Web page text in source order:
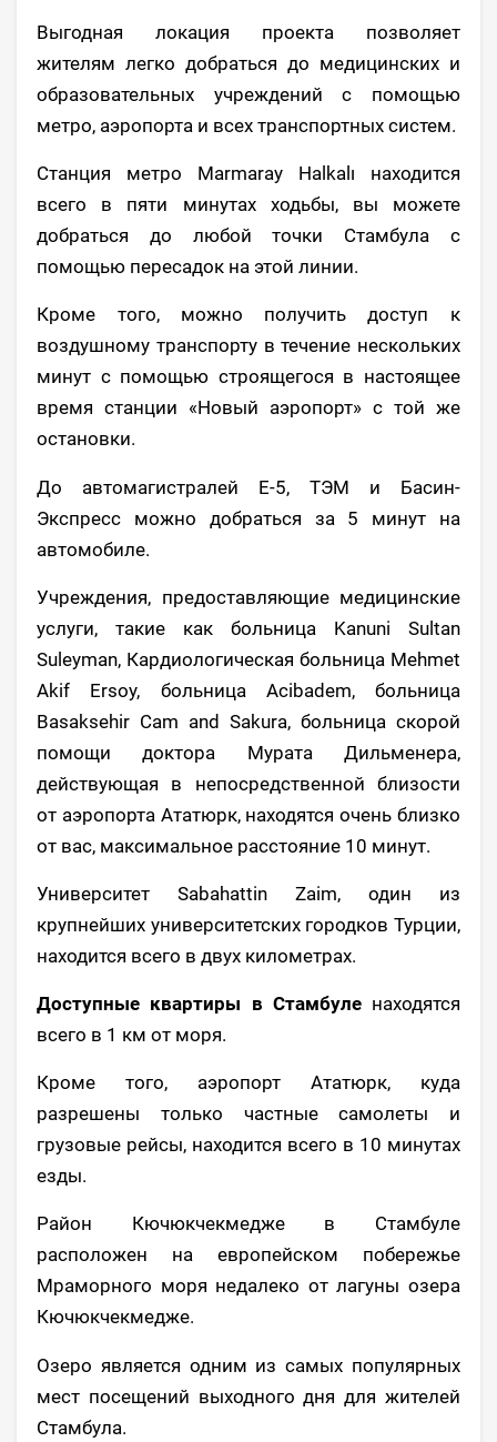
Выгодная локация проекта позволяет
жителям легко добраться до медицинских и
образовательных учреждений с помощью
метро, ​​аэропорта и всех транспортных систем.
Станция метро Marmaray Halkalı находится
всего в пяти минутах ходьбы, вы можете
добраться до любой точки Стамбула с
помощью пересадок на этой линии.
Кроме того, можно получить доступ к
воздушному транспорту в течение нескольких
минут с помощью строящегося в настоящее
время станции «Новый аэропорт» с той же
остановки.
До автомагистралей Е-5, ТЭМ и Басин-
Экспресс можно добраться за 5 минут на
автомобиле.
Учреждения, предоставляющие медицинские
услуги, такие как больница Kanuni Sultan
Suleyman, Кардиологическая больница Mehmet
Akif Ersoy, больница Acibadem, больница
Basaksehir Cam and Sakura, больница скорой
помощи доктора Мурата Дильменера,
действующая в непосредственной близости
от аэропорта Ататюрк, находятся очень близко
от вас, максимальное расстояние 10 минут.
Университет Sabahattin Zaim, один из
крупнейших университетских городков Турции,
находится всего в двух километрах.
Доступные квартиры в Стамбуленаходятся
всего в 1 км от моря.
Кроме того, аэропорт Ататюрк, куда
разрешены только частные самолеты и
грузовые рейсы, находится всего в 10 минутах
езды.
Район Кючюкчекмедже в Стамбуле
расположен на европейском побережье
Мраморного моря недалеко от лагуны озера
Кючюкчекмедже.
Озеро является одним из самых популярных
мест посещений выходного дня для жителей
Стамбула.